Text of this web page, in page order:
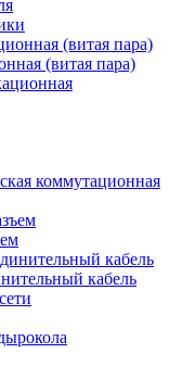
(витая пара)
коммутационная
кабель